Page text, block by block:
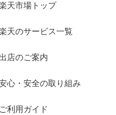
天市場トップ
天のサービス一覧
出店のご案内
心・安全の取り組み
ご利用ガイド